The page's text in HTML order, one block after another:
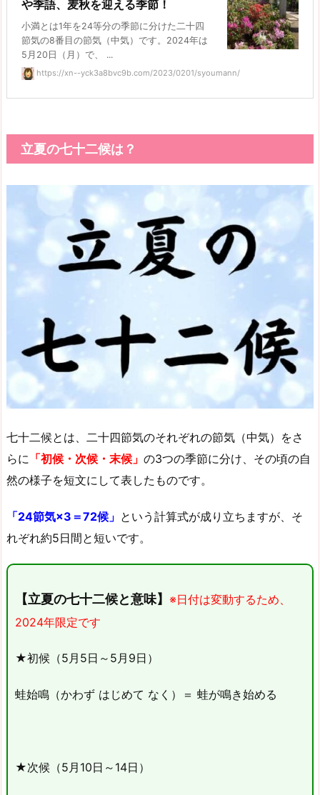
や季語、麦秋を迎える季節！
小満とは1年を24等分の季節に分けた二十四
節気の8番目の節気（中気）です。2024年は
5月20日（月）で、 ...
https://xn--yck3a8bvc9b.com/2023/0201/syoumann/
立夏の七十二候は？
七十二候とは、二十四節気のそれぞれの節気（中気）をさ
らに 「初候・次候・末候」 の3つの季節に分け、その頃の自
然の様子を短文にして表したものです。
「24節気×3＝72候」 という計算式が成り立ちますが、そ
れぞれ約5日間と短いです。
【立夏の七十二候と意味】 ※日付は変動するため、
2024年限定です
★初候（5月5日～5月9日）
蛙始鳴（かわず はじめて なく）＝ 蛙が鳴き始める
★次候（5月10日～14日）